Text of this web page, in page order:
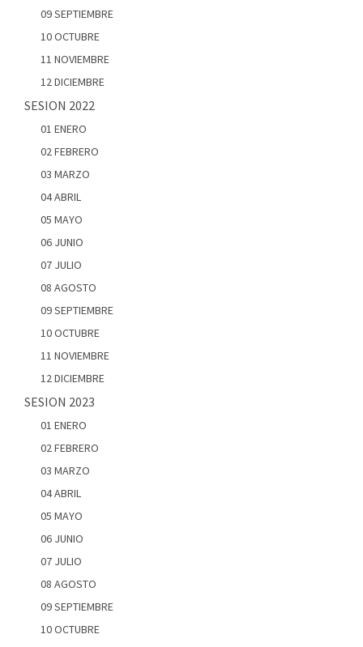
09 SEPTIEMBRE
10 OCTUBRE
11 NOVIEMBRE
12 DICIEMBRE
SESION 2022
01 ENERO
02 FEBRERO
03 MARZO
04 ABRIL
05 MAYO
06 JUNIO
07 JULIO
08 AGOSTO
09 SEPTIEMBRE
10 OCTUBRE
11 NOVIEMBRE
12 DICIEMBRE
SESION 2023
01 ENERO
02 FEBRERO
03 MARZO
04 ABRIL
05 MAYO
06 JUNIO
07 JULIO
08 AGOSTO
09 SEPTIEMBRE
10 OCTUBRE